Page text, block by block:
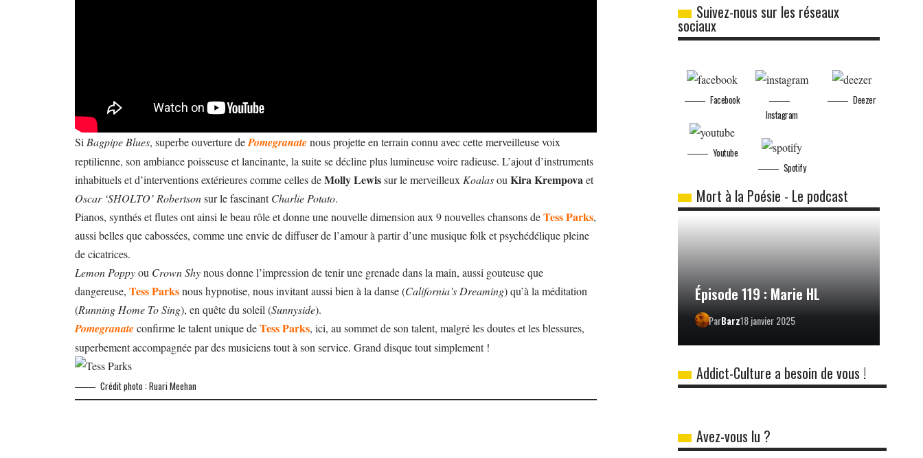
Si Bagpipe Blues, superbe ouverture dePomegranate nous projette en terrain connu avec cette merveilleuse voix
reptilienne, son ambiance poisseuse et lancinante, la suite se décline plus lumineuse voire radieuse. L’ajout d’instruments
inhabituels et d’interventions extérieures comme celles deMolly Lewissur le merveilleux KoalasouKira Krempova et
Oscar ‘SHOLTO’ Robertsonsur le fascinantCharlie Potato.
Pianos, synthés et flutes ont ainsi le beau rôle et donne une nouvelle dimension aux 9 nouvelles chansons deTess Parks,
aussi belles que cabossées, comme une envie de diffuser de l’amour à partir d’une musique folk et psychédélique pleine
de cicatrices.
Lemon Poppyou Crown Shynous donne l’impression de tenir une grenade dans la main, aussi gouteuse que
dangereuse,Tess Parks nous hypnotise, nous invitant aussi bien à la danse (California’s Dreaming) qu’à la méditation
(Running Home To Sing), en quête du soleil (Sunnyside).
Pomegranate confirme le talent unique de Tess Parks, ici, au sommet de son talent, malgré les doutes et les blessures,
superbement accompagnée par des musiciens tout à son service. Grand disque tout simplement !
Crédit photo : Ruari Meehan
Suivez-nous sur les réseaux
sociaux
Facebook
Youtube
Instagram
Spotify
Deezer
Mort à la Poésie - Le podcast
Épisode 119 : Marie HL
ParBarz18 janvier 2025
Addict-Culture a besoin de vous !
Avez-vous lu ?